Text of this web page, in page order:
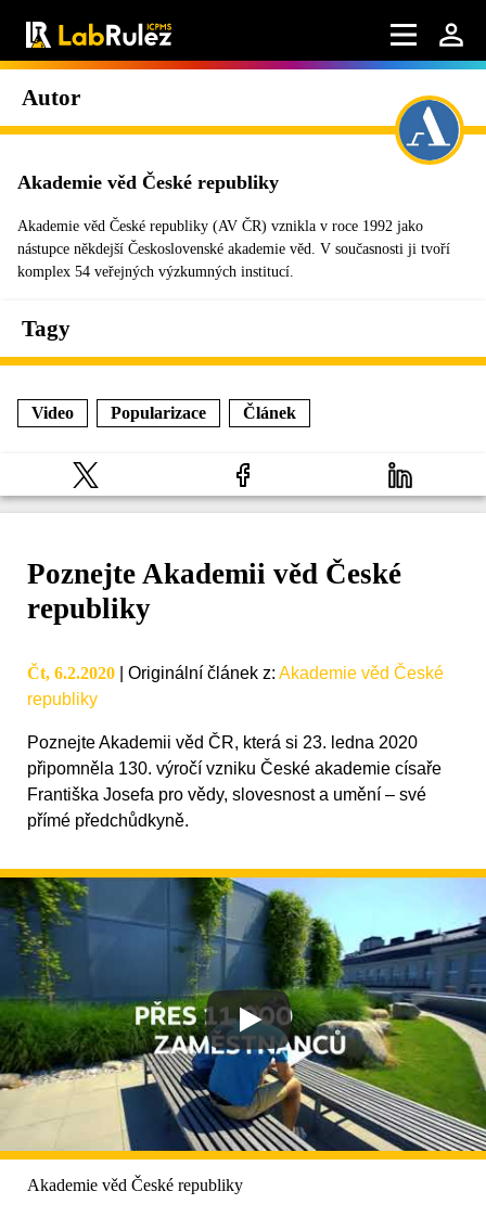
Autor
Akademie věd České republiky
Akademie věd České republiky (AV ČR) vznikla v roce 1992 jako
nástupce někdejší Československé akademie věd. V současnosti ji tvoří
komplex 54 veřejných výzkumných institucí.
Tagy
Video Popularizace Článek
Poznejte Akademii věd České
republiky
Čt, 6.2.2020 Originální článek z: Akademie věd České
republiky
Poznejte Akademii věd ČR, která si 23. ledna 2020
připomněla 130. výročí vzniku České akademie císaře
Františka Josefa pro vědy, slovesnost a umění – své
přímé předchůdkyně.
Akademie věd České republiky